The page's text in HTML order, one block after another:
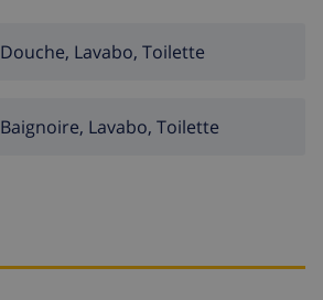
Douche, Lavabo, Toilette
Baignoire, Lavabo, Toilette